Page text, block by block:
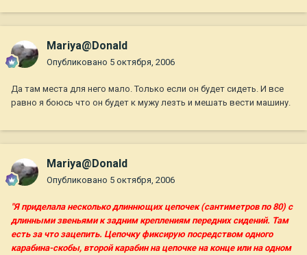
Mariya@Donald
Опубликовано 5 октября, 2006
Да там места для него мало. Только если он будет сидеть. И все
равно я боюсь что он будет к мужу лезть и мешать вести машину.
Mariya@Donald
Опубликовано 5 октября, 2006
"Я приделала несколько длиннющих цепочек (сантиметров по 80) с
длинными звеньями к задним креплениям передних сидений. Там
есть за что зацепить. Цепочку фиксирую посредством одного
карабина-скобы, второй карабин на цепочке на конце или на одном